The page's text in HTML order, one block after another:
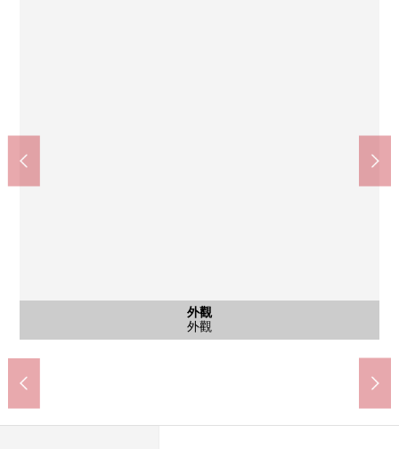
外觀
外觀
外觀
外觀
外觀
外觀
入口
入口
外觀
外觀
外觀
外觀
其他
外觀
室內
室內(從陽台一側拍攝)
室內
室內(從門口一側拍攝)
收納
WIC
廚房
廚房
洗臉
洗臉
收納
鞋櫃
廁所
廁所
公共汽車
公共汽車
陽台
陽台
風景
來自陽台的風景